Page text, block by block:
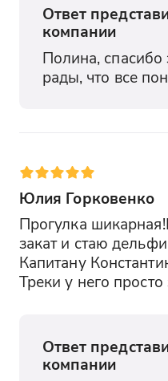
Ответ
компании
Полина, спасибо
рады, что все
Юлия Горковенко
Прогулка
закат и стаю
Капитану
Треки у него
Ответ
компании